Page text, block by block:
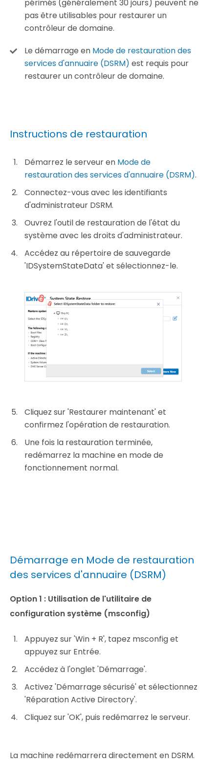
périmés (généralement 30 jours) peuvent ne
pas être utilisables pour restaurer un
contrôleur de domaine.
Le démarrage en Mode de restauration des
services d'annuaire (DSRM) est requis pour
restaurer un contrôleur de domaine.
Instructions de restauration
Démarrez le serveur en Mode de
restauration des services d'annuaire (DSRM).
Connectez-vous avec les identifiants
d'administrateur DSRM.
Ouvrez l'outil de restauration de l'état du
système avec les droits d'administrateur.
Accédez au répertoire de sauvegarde
'IDSystemStateData' et sélectionnez-le.
Cliquez sur 'Restaurer maintenant' et
confirmez l'opération de restauration.
Une fois la restauration terminée,
redémarrez la machine en mode de
fonctionnement normal.
Démarrage en Mode de restauration
des services d'annuaire (DSRM)
Option 1 : Utilisation de l'utilitaire de
configuration système (msconfig)
Appuyez sur 'Win + R', tapez msconfig et
appuyez sur Entrée.
Accédez à l'onglet 'Démarrage'.
Activez 'Démarrage sécurisé' et sélectionnez
'Réparation Active Directory'.
Cliquez sur 'OK', puis redémarrez le serveur.
La machine redémarrera directement en DSRM.